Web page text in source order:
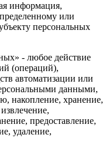
информация,
или
персональных
- любое действие
(операций),
автоматизации или
данными,
накопление, хранение,
предоставление,
удаление,